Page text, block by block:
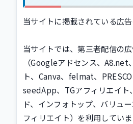
当サイトに掲載されている広
当サイトでは、第三者配信の
（Googleアドセンス、
ト、Canva、felmat、PRESCO
seedApp、TGアフィリエイト
ド、インフォトップ、バリュ
フィリエイト）を利用していま